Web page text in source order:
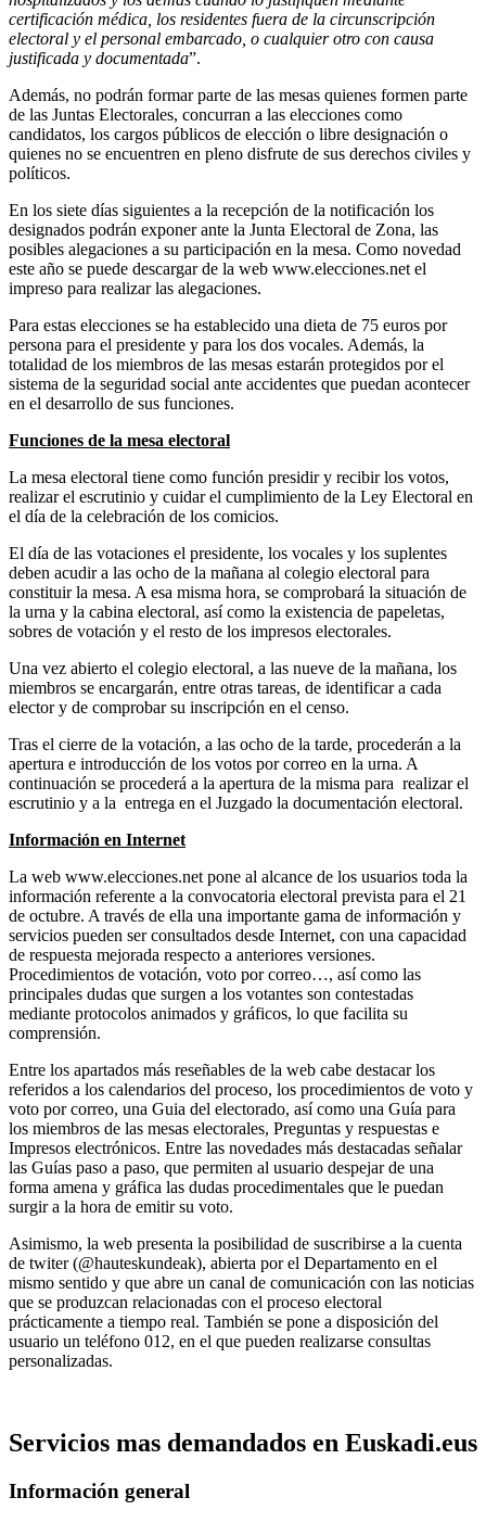
certificación médica, los residentes fuera de la circunscripción
electoral y el personal embarcado, o cualquier otro con causa
justificada y documentada”.
Además, no podrán formar parte de las mesas quienes formen parte
de las Juntas Electorales, concurran a las elecciones como
candidatos, los cargos públicos de elección o libre designación o
quienes no se encuentren en pleno disfrute de sus derechos civiles y
políticos.
En los siete días siguientes a la recepción de la notificación los
designados podrán exponer ante la Junta Electoral de Zona, las
posibles alegaciones a su participación en la mesa. Como novedad
este año se puede descargar de la web www.elecciones.net el
impreso para realizar las alegaciones.
Para estas elecciones se ha establecido una dieta de 75 euros por
persona para el presidente y para los dos vocales. Además, la
totalidad de los miembros de las mesas estarán protegidos por el
sistema de la seguridad social ante accidentes que puedan acontecer
en el desarrollo de sus funciones.
Funciones de la mesa electoral
La mesa electoral tiene como función presidir y recibir los votos,
realizar el escrutinio y cuidar el cumplimiento de la Ley Electoral en
el día de la celebración de los comicios.
El día de las votaciones el presidente, los vocales y los suplentes
deben acudir a las ocho de la mañana al colegio electoral para
constituir la mesa. A esa misma hora, se comprobará la situación de
la urna y la cabina electoral, así como la existencia de papeletas,
sobres de votación y el resto de los impresos electorales.
Una vez abierto el colegio electoral, a las nueve de la mañana, los
miembros se encargarán, entre otras tareas, de identificar a cada
elector y de comprobar su inscripción en el censo.
Tras el cierre de la votación, a las ocho de la tarde, procederán a la
apertura e introducción de los votos por correo en la urna. A
continuación se procederá a la apertura de la misma para realizar el
escrutinio y a la entrega en el Juzgado la documentación electoral.
Información en Internet
La web www.elecciones.net pone al alcance de los usuarios toda la
información referente a la convocatoria electoral prevista para el 21
de octubre. A través de ella una importante gama de información y
servicios pueden ser consultados desde Internet, con una capacidad
de respuesta mejorada respecto a anteriores versiones.
Procedimientos de votación, voto por correo…, así como las
principales dudas que surgen a los votantes son contestadas
mediante protocolos animados y gráficos, lo que facilita su
comprensión.
Entre los apartados más reseñables de la web cabe destacar los
referidos a los calendarios del proceso, los procedimientos de voto y
voto por correo, una Guia del electorado, así como una Guía para
los miembros de las mesas electorales, Preguntas y respuestas e
Impresos electrónicos. Entre las novedades más destacadas señalar
las Guías paso a paso, que permiten al usuario despejar de una
forma amena y gráfica las dudas procedimentales que le puedan
surgir a la hora de emitir su voto.
Asimismo, la web presenta la posibilidad de suscribirse a la cuenta
de twiter (@hauteskundeak), abierta por el Departamento en el
mismo sentido y que abre un canal de comunicación con las noticias
que se produzcan relacionadas con el proceso electoral
prácticamente a tiempo real. También se pone a disposición del
usuario un teléfono 012, en el que pueden realizarse consultas
personalizadas.
Servicios mas demandados en Euskadi.eus
Información general